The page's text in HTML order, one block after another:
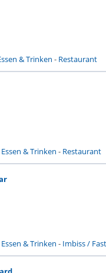
& Trinken - Restaurant
Essen & Trinken - Restaurant
Essen & Trinken - Imbiss /